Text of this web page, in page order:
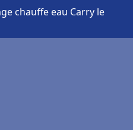
chauffe eau Carry le